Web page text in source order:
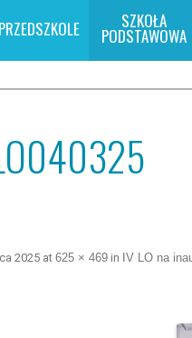
PRZEDSZKOLE SZKOŁA
PODSTAWOWA
2025 at 625 × 469 in IV LO na